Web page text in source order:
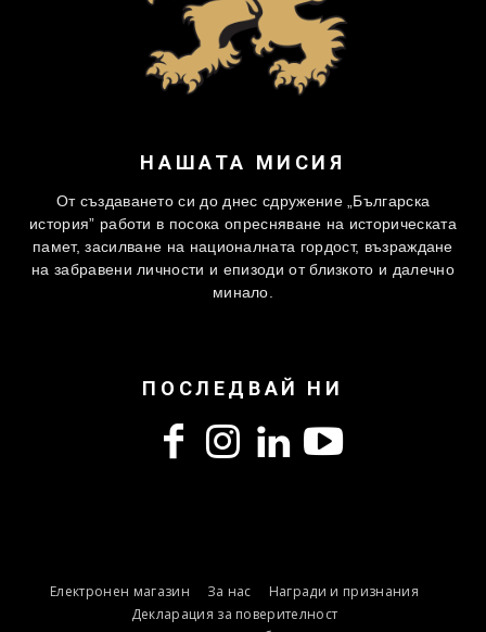
НАШАТА МИСИЯ
От създаването си до днес сдружение „Българска
история” работи в посока опресняване на историческата
памет, засилване на националната гордост, възраждане
на забравени личности и епизоди от близкото и далечно
минало.
ПОСЛЕДВАЙ НИ
Електронен магазин За нас
Награди и признания
Декларация за поверителност